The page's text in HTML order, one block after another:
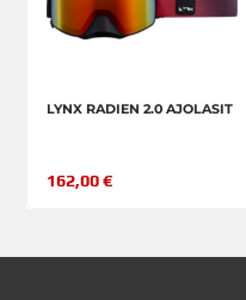
LYNX RADIEN 2.0 AJOLASIT
162,00 €